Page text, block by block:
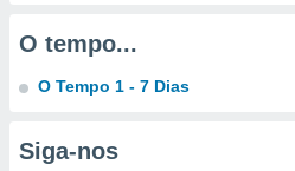
através
O tempo...
O Tempo 1 - 7 Dias
Siga-nos